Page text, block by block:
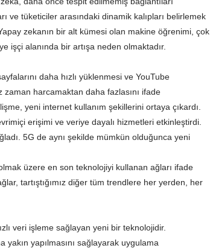
ve tüketiciler arasındaki dinamik kalıpları belirlemek
zekanın bir alt kümesi olan makine öğrenimi, çok
işçi alanında bir artışa neden olmaktadır.
daha hızlı yüklenmesi ve YouTube
harcamaktan daha fazlasını ifade
yeni internet kullanım şekillerini ortaya çıkardı.
erişimi ve veriye dayalı hizmetleri etkinleştirdi.
5G de aynı şekilde mümkün olduğunca yeni
üzere en son teknolojiyi kullanan ağları ifade
tartıştığımız diğer tüm trendlere her yerden, her
veri işleme sağlayan yeni bir teknolojidir.
yapılmasını sağlayarak uygulama